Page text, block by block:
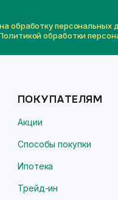
обработку персональных
обработки
ПОКУПАТЕЛЯМ
Акции
Способы покупки
Ипотека
Трейд-ин